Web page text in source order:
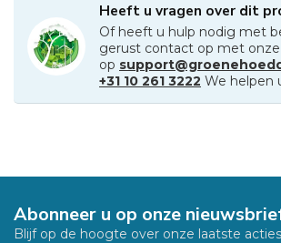
Heeft u vragen over dit
Of heeft u hulp nodig met
gerust contact op met
op
+31 10 261 3222 We helpen
Abonneer u op onze
Blijf op de hoogte over onze laatste acties